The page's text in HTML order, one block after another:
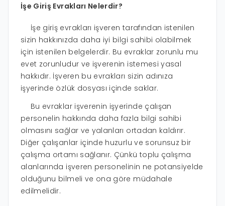
İşe Giriş Evrakları Nelerdir?
İşe giriş evrakları işveren tarafından istenilen
sizin hakkınızda daha iyi bilgi sahibi olabilmek
için istenilen belgelerdir. Bu evraklar zorunlu mu
evet zorunludur ve işverenin istemesi yasal
hakkıdır. İşveren bu evrakları sizin adınıza
işyerinde özlük dosyası içinde saklar.
Bu evraklar işverenin işyerinde çalışan
personelin hakkında daha fazla bilgi sahibi
olmasını sağlar ve yalanları ortadan kaldırır.
Diğer çalışanlar içinde huzurlu ve sorunsuz bir
çalışma ortamı sağlanır. Çünkü toplu çalışma
alanlarında işveren personelinin ne potansiyelde
olduğunu bilmeli ve ona göre müdahale
edilmelidir.